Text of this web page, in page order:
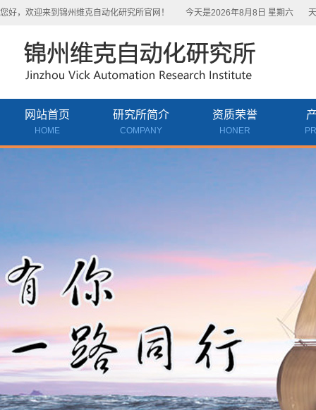
您好，欢迎来到锦州维克自动化研究所官网！ 今天是2026年8月8日 星期六 天
网站首页
HOME
研究所简介
COMPANY
资质荣誉
HONER